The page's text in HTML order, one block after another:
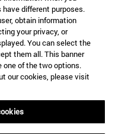
different purposes.
obtain information
your privacy, or
You can select the
them all. This banner
one of the two options.
our cookies, please visit